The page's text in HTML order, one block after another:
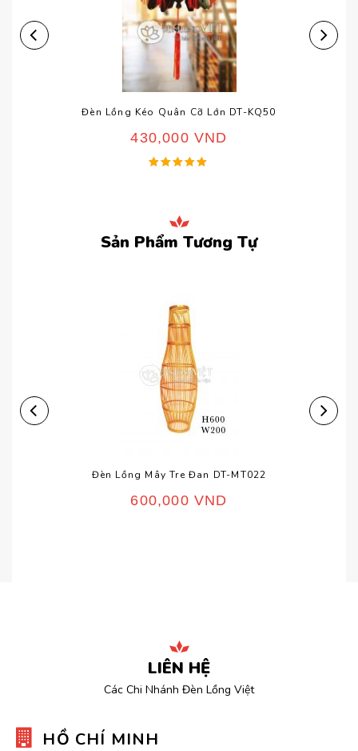
Đèn Lồng Kéo Quân Cỡ Lớn DT-KQ50
430,000 VND
5 sao
Sản Phẩm Tương Tự
Đèn Lồng Mây Tre Đan DT-MT022
600,000 VND
LIÊN HỆ
Các Chi Nhánh Đèn Lồng Việt
HỒ CHÍ MINH